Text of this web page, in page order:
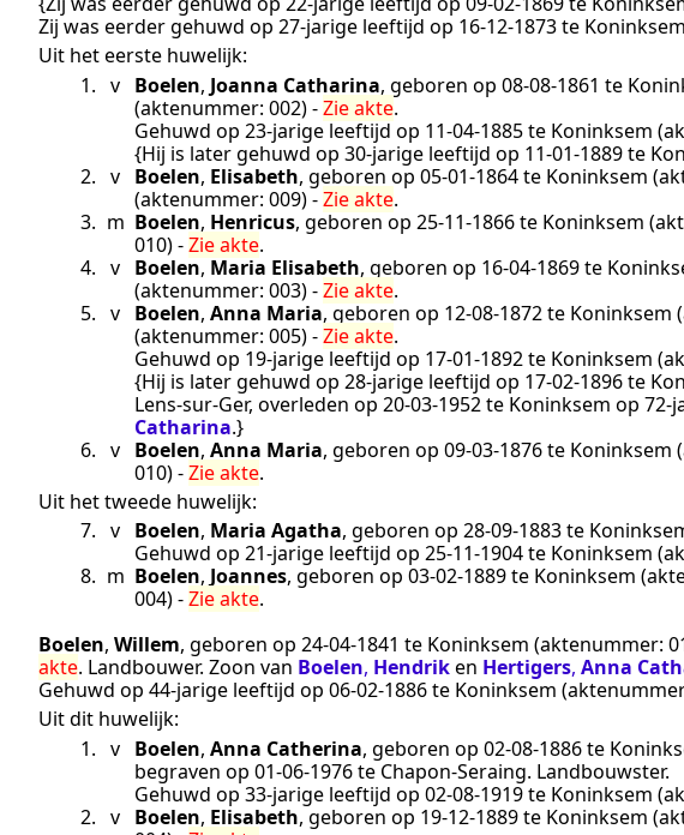
Zij was eerder gehuwd op 27-jarige leeftijd op 16‑12‑1873te Koninksem
Uit het eerste huwelijk:
1. v Boelen, Joanna Catharina, geboren op 08‑08‑1861 te
(aktenummer: 002) -Zie akte.
Gehuwd op 23-jarige leeftijd op 11‑04‑1885te Koninksem
{Hij is later gehuwd op 30-jarige leeftijd op 11‑01‑1889te
2. v Boelen, Elisabeth, geboren op 05‑01‑1864te Koninksem
(aktenummer: 009) -Zie akte.
3. m Boelen, Henricus, geboren op 25‑11‑1866te Koninksem
010) -Zie akte.
4. v Boelen,Maria Elisabeth, geboren op 16‑04‑1869te
(aktenummer: 003) -Zie akte.
5. v Boelen, Anna Maria, geboren op 12‑08‑1872te Koninksem
(aktenummer: 005) -Zie akte.
Gehuwd op 19-jarige leeftijd op 17‑01‑1892te Koninksem
{Hij is later gehuwd op 28-jarige leeftijd op 17‑02‑1896te
Lens-sur-Ger, overleden op 20‑03‑1952te Koninksem op 72-
Catharina.}
6. v Boelen, Anna Maria, geboren op 09‑03‑1876te Koninksem
010) -Zie akte.
Uit het tweede huwelijk:
7. v Boelen, Maria Agatha, geboren op 28‑09‑1883te
Gehuwd op 21-jarige leeftijd op 25‑11‑1904te Koninksem
8. m Boelen, Joannes, geboren op 03‑02‑1889te Koninksem
004) -Zie akte.
Boelen, Willem, geboren op 24‑04‑1841 te Koninksem (aktenummer:
akte. Landbouwer. Zoon van Boelen, Hendriken Hertigers, Anna
Gehuwd op 44-jarige leeftijd op 06‑02‑1886te Koninksem
Uit dit huwelijk:
1. v Boelen, Anna Catherina, geboren op 02‑08‑1886te
begraven op 01‑06‑1976te Chapon-Seraing. Landbouwster.
Gehuwd op 33-jarige leeftijd op 02‑08‑1919te Koninksem
2. v Boelen, Elisabeth, geboren op 19‑12‑1889te Koninksem